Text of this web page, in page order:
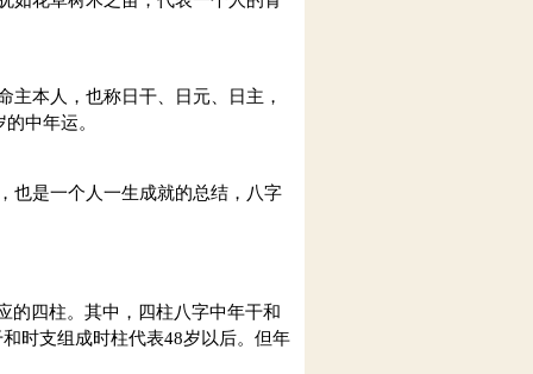
本人，也称日干、日元、日主，
中年运。
是一个人一生成就的总结，八字
四柱。其中，四柱八字中年干和
时支组成时柱代表48岁以后。但年